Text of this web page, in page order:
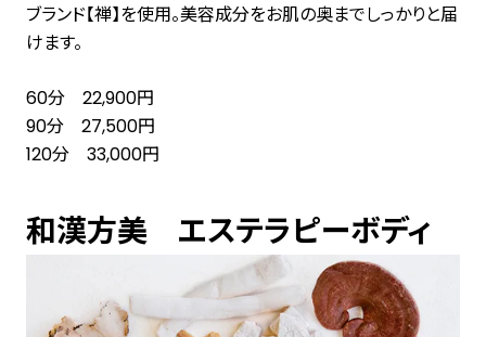
ブランド【禅】を使用。美容成分をお肌の奥までしっかりと届
けます。
60分 22,900円
90分 27,500円
120分 33,000円
和漢方美 エステラピーボディ